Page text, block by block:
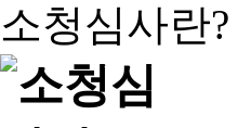
소청심사란?